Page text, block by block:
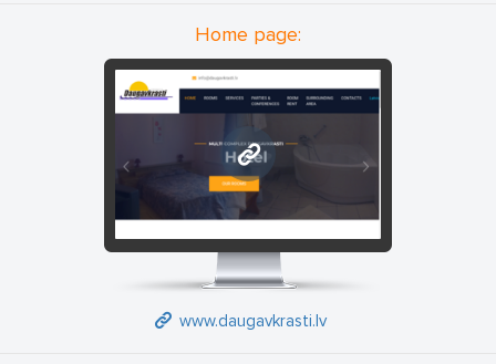
viesiem ieskaitot papildvietas.
Home page:
www.daugavkrasti.lv